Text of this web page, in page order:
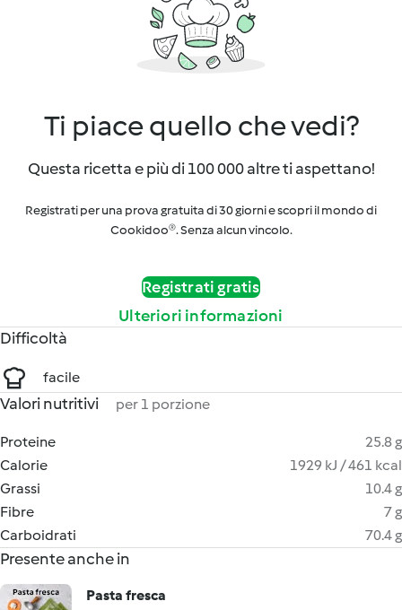
Ti piace quello che vedi?
Questa ricetta e più di 100 000 altre ti aspettano!
Registrati per una prova gratuita di 30 giorni e scopri il mondo di
Cookidoo®. Senza alcun vincolo.
Registrati gratis
Ulteriori informazioni
Difficoltà
facile
Valori nutritivi per 1 porzione
Proteine
25.8 g
Calorie
1929 kJ / 461 kcal
Grassi
10.4 g
Fibre
7 g
Carboidrati
70.4 g
Presente anche in
Pasta fresca